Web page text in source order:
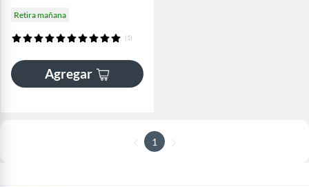
Retira mañana
(1)
Agregar
1